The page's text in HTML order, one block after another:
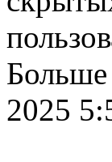
Больше
2025